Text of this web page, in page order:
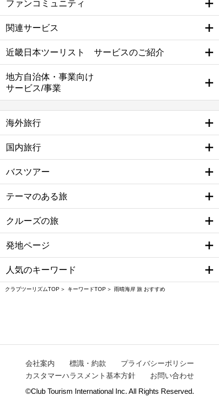
ファンコミュニティ
関連サービス
近畿日本ツーリスト サービスのご紹介
地方自治体・事業向け
サービス/事業
海外旅行
国内旅行
バスツアー
テーマのある旅
クルーズの旅
発地ページ
人気のキーワード
クラブツーリズムTOP キーワードTOP 雨晴海岸 旅 おすすめ
会社案内 標識・約款
プライバシーポリシー
カスタマーハラスメント基本方針
お問い合わせ
©Club Tourism International Inc. All Rights Reserved.